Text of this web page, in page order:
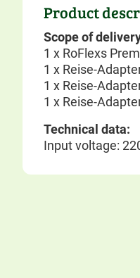
Product
Scope of
1 x RoFlexs
1 x Reise-
1 x Reise-
1 x Reise-
Technical data:
Input voltage: